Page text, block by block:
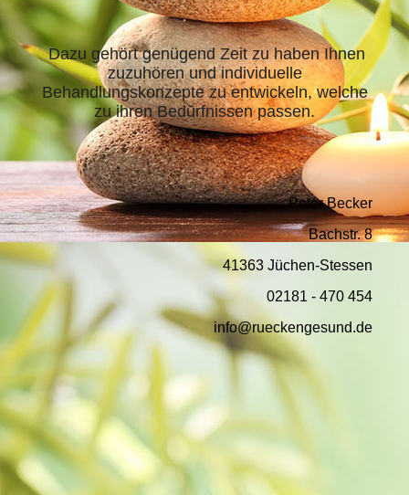
Dazu gehört genügend Zeit zu haben Ihnen
zuzuhören und individuelle
Behandlungskonzepte zu entwickeln, welche
zu ihren Bedürfnissen passen.
Peter Becker
Bachstr. 8
41363 Jüchen-Stessen
02181 - 470 454
info@rueckengesund.de